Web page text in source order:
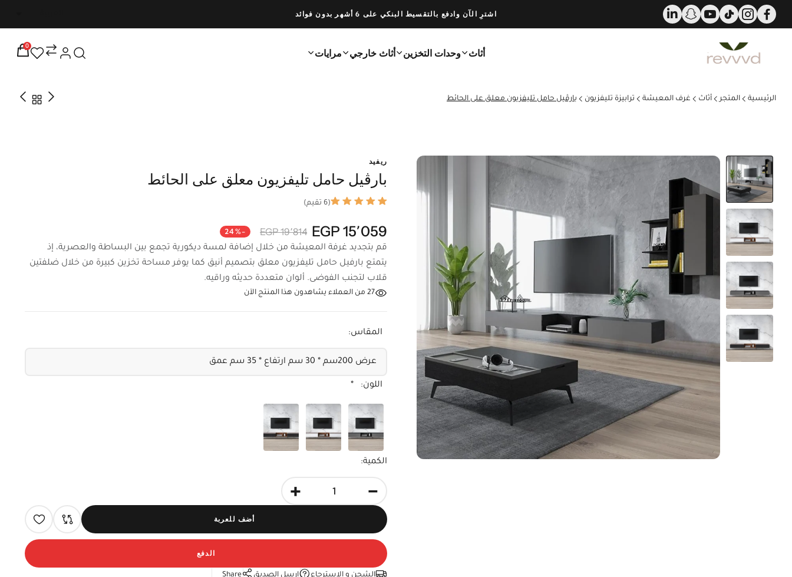
عن ٢٥٠٠٠ لفترة محدودة! اشترِ الآن وادفع بالتقسيط البنكي على 6 أشهر بدون فوائد
أثاث وحدات التخزين أثاث خارجي مرايات
0
الرئيسية المتجر أثاث غرف المعيشة ترابيزة تليفزيون بارڤيل حامل تليفزيون معلق على الحائط
ريفيد
بارڤيل حامل تليفزيون معلق على الحائط
(6 تقيم)
15٬059 EGP 19٬814 EGP -24%
قم بتجديد غرفة المعيشة من خلال إضافة لمسة ديكورية تجمع بين البساطة والعصرية، إذ
يتمتع بارفيل حامل تليفزيون معلق بتصميم أنيق كما يوفر مساحة تخزين كبيرة من خلال ضلفتين
قلاب لتجنب الفوضى. ألوان متعددة حديثه وراقيه.
27 من العملاء يشاهدون هذا المنتج الآن
المقاس:
اللون: *
الكمية:
-
+
أضف للعربة
الدفع
الشحن و الإسترجاع ارسل الصديق
Share